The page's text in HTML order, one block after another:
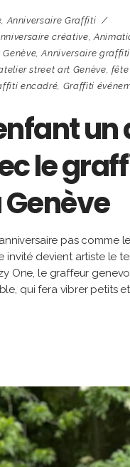
,Anniversaire Graffiti
créative,
,Anniversaire graffiti
street art Genève,
encadré, Graffiti
le
Genève
pas comme
invité devient artiste le
One, le graffeur
qui fera vibrer petits